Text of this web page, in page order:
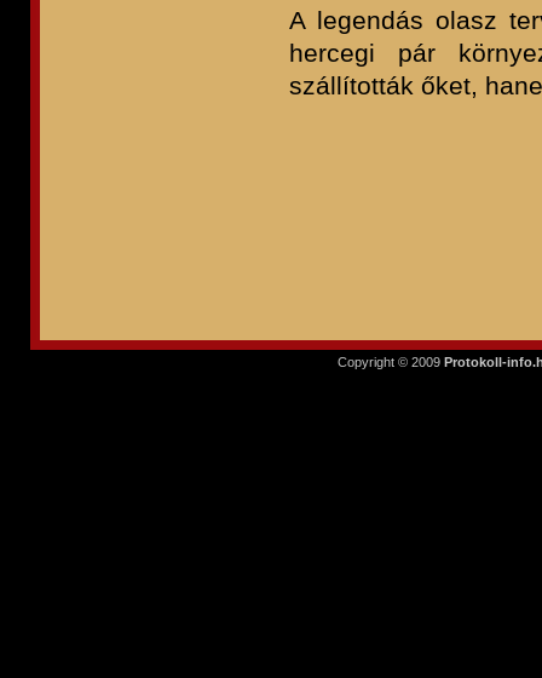
A legendás olasz
hercegi pár
szállították őket,
Copyright © 2009 Protokoll-